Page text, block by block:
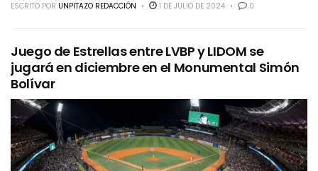
ESCRITO POR UNPITAZO REDACCIÓN 1 DE JULIO DE 2024 0
Juego de Estrellas entre LVBP y LIDOM se
jugará en diciembre en el Monumental Simón
Bolívar